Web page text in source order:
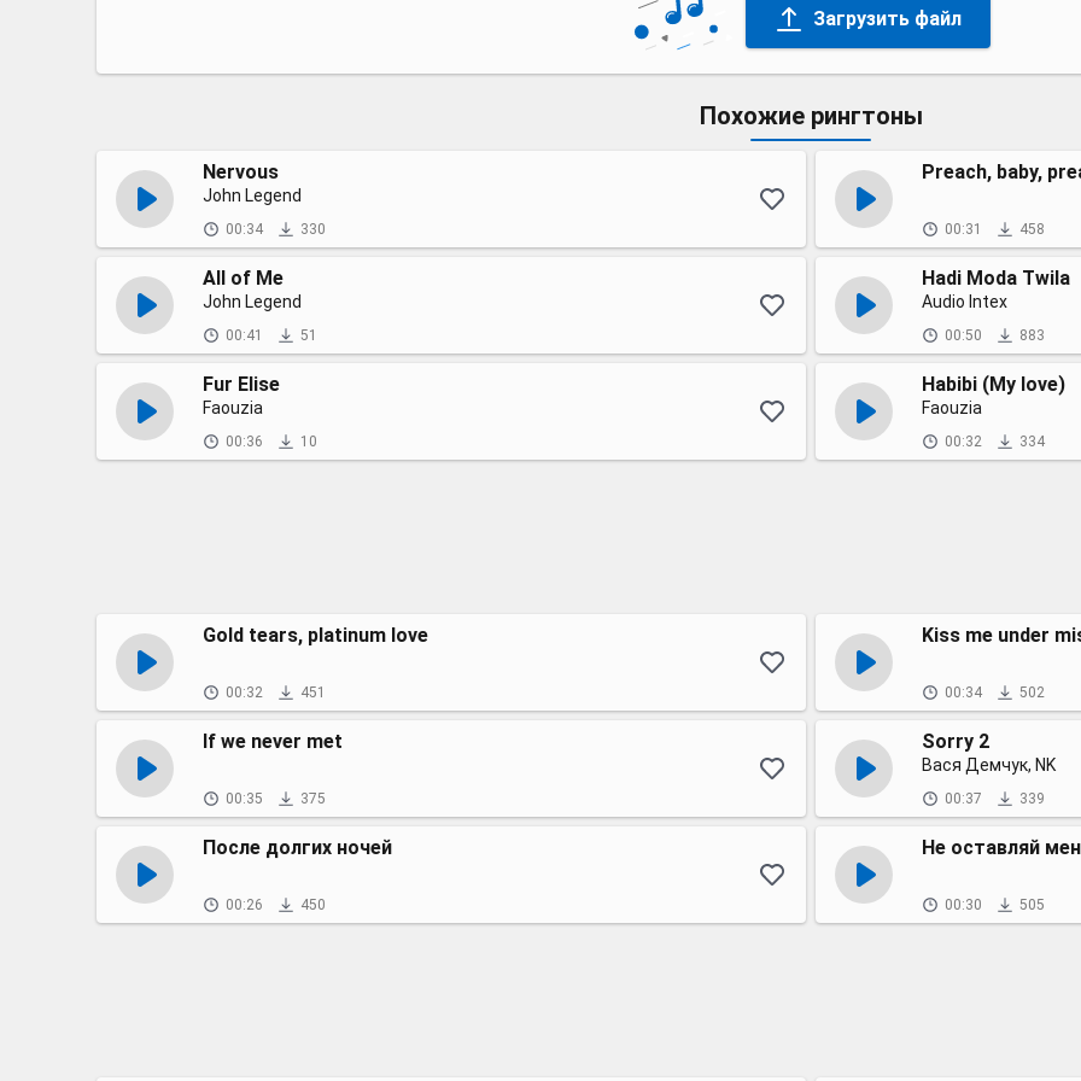
Загрузить файл
Похожие рингтоны
Nervous
John Legend
00:34 330
Preach, baby,
00:31 458
All of Me
John Legend
00:41 51
Hadi Moda Twila
Audio Intex
00:50 883
Fur Elise
Faouzia
00:36 10
Habibi (My love)
Faouzia
00:32 334
Gold tears, platinum love
00:32 451
Kiss me under
00:34 502
If we never met
00:35 375
Sorry 2
Вася Демчук, NK
00:37 339
После долгих ночей
00:26 450
Не оставляй
00:30 505